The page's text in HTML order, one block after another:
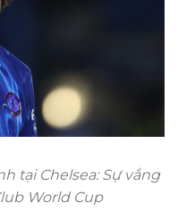
tại Chelsea: Sự vắng
World Cup